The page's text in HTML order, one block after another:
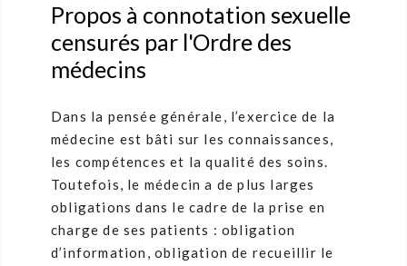
Propos à connotation sexuelle
censurés par l'Ordre des
médecins
Dans la pensée générale, l’exercice de la
médecine est bâti sur les connaissances,
les compétences et la qualité des soins.
Toutefois, le médecin a de plus larges
obligations dans le cadre de la prise en
charge de ses patients : obligation
d’information, obligation de recueillir le